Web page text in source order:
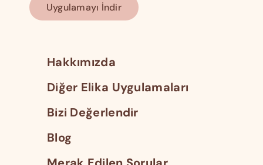
Uygulamayı İndir
Hakkımızda
Diğer Elika Uygulamaları
Bizi Değerlendir
Blog